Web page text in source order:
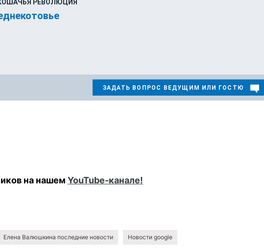
на нашем YouTube-канале!
Елена Валюшкина последние новости Новости google